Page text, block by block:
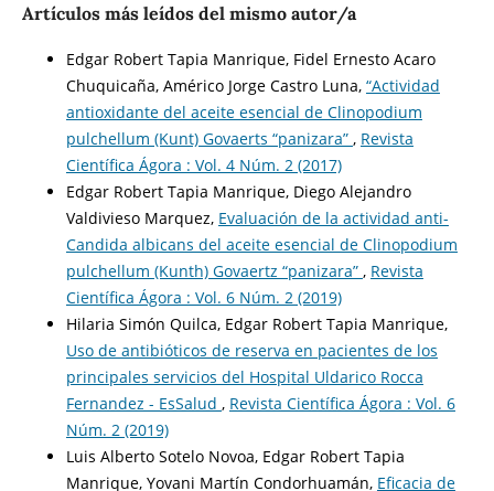
Artículos más leídos del mismo autor/a
Edgar Robert Tapia Manrique, Fidel Ernesto Acaro
Chuquicaña, Américo Jorge Castro Luna, “Actividad
antioxidante del aceite esencial de Clinopodium
pulchellum (Kunt) Govaerts “panizara” , Revista
Científica Ágora : Vol. 4 Núm. 2 (2017)
Edgar Robert Tapia Manrique, Diego Alejandro
Valdivieso Marquez, Evaluación de la actividad anti-
Candida albicans del aceite esencial de Clinopodium
pulchellum (Kunth) Govaertz “panizara” , Revista
Científica Ágora : Vol. 6 Núm. 2 (2019)
Hilaria Simón Quilca, Edgar Robert Tapia Manrique,
Uso de antibióticos de reserva en pacientes de los
principales servicios del Hospital Uldarico Rocca
Fernandez - EsSalud , Revista Científica Ágora : Vol. 6
Núm. 2 (2019)
Luis Alberto Sotelo Novoa, Edgar Robert Tapia
Manrique, Yovani Martín Condorhuamán, Eficacia de